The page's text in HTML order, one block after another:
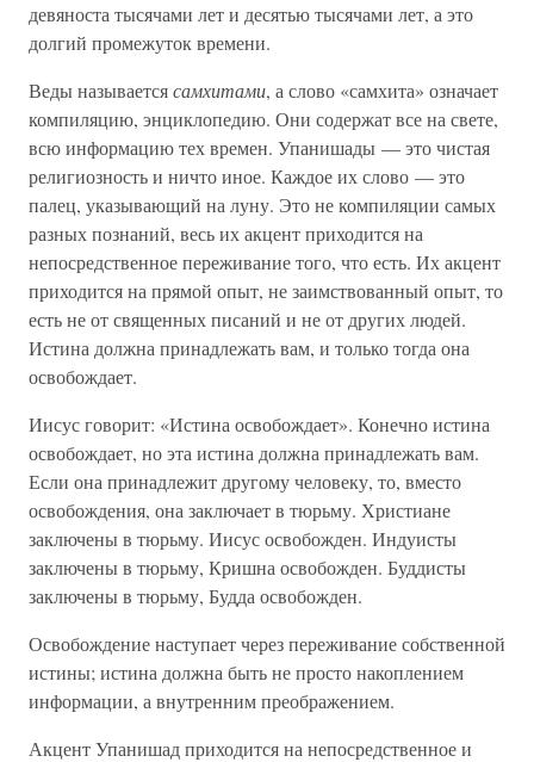
девяноста тысячами лет и десятью тысячами лет, а это
долгий промежуток времени.
Веды называетсясамхитами, а слово «самхита» означает
компиляцию, энциклопедию. Они содержат все на свете,
всю информацию тех времен. Упанишады — это чистая
религиозность и ничто иное. Каждое их слово — это
палец, указывающий на луну. Это не компиляции самых
разных познаний, весь их акцент приходится на
непосредственное переживание того, что есть. Их акцент
приходится на прямой опыт, не заимствованный опыт, то
есть не от священных писаний и не от других людей.
Истина должна принадлежать вам, и только тогда она
освобождает.
Иисус говорит: «Истина освобождает». Конечно истина
освобождает, но эта истина должна принадлежать вам.
Если она принадлежит другому человеку, то, вместо
освобождения, она заключает в тюрьму. Христиане
заключены в тюрьму. Иисус освобожден. Индуисты
заключены в тюрьму, Кришна освобожден. Буддисты
заключены в тюрьму, Будда освобожден.
Освобождение наступает через переживание собственной
истины; истина должна быть не просто накоплением
информации, а внутренним преображением.
Акцент Упанишад приходится на непосредственное и